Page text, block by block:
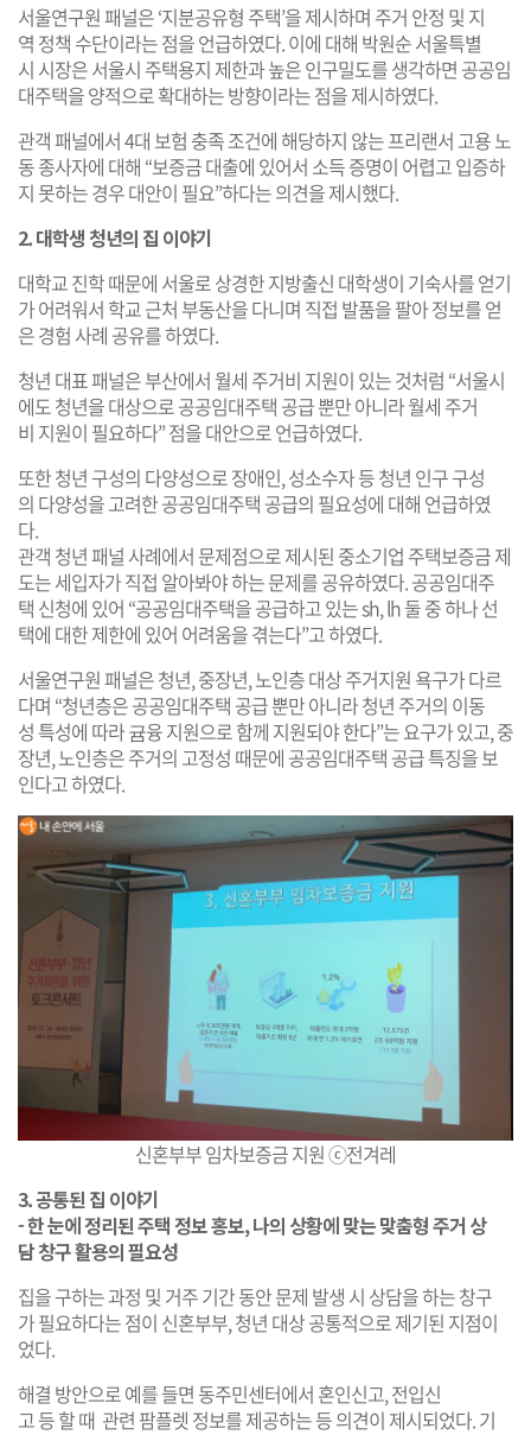
서울연구원 패널은 ‘지분공유형 주택’을 제시하며 주거 안정 및 지
역 정책 수단이라는 점을 언급하였다. 이에 대해 박원순 서울특별
시 시장은 서울시 주택용지 제한과 높은 인구밀도를 생각하면 공공임
대주택을 양적으로 확대하는 방향이라는 점을 제시하였다.
관객 패널에서 4대 보험 충족 조건에 해당하지 않는 프리랜서 고용 노
동 종사자에 대해 “보증금 대출에 있어서 소득 증명이 어렵고 입증하
지 못하는 경우 대안이 필요”하다는 의견을 제시했다.
2. 대학생 청년의 집 이야기
대학교 진학 때문에 서울로 상경한 지방출신 대학생이 기숙사를 얻기
가 어려워서 학교 근처 부동산을 다니며 직접 발품을 팔아 정보를 얻
은 경험 사례 공유를 하였다.
청년 대표 패널은 부산에서 월세 주거비 지원이 있는 것처럼 “서울시
에도 청년을 대상으로 공공임대주택 공급 뿐만 아니라 월세 주거
비 지원이 필요하다” 점을 대안으로 언급하였다.
또한 청년 구성의 다양성으로 장애인, 성소수자 등 청년 인구 구성
의 다양성을 고려한 공공임대주택 공급의 필요성에 대해 언급하였
다.
관객 청년 패널 사례에서 문제점으로 제시된 중소기업 주택보증금 제
도는 세입자가 직접 알아봐야 하는 문제를 공유하였다. 공공임대주
택 신청에 있어 “공공임대주택을 공급하고 있는 sh, lh 둘 중 하나 선
택에 대한 제한에 있어 어려움을 겪는다”고 하였다.
서울연구원 패널은 청년, 중장년, 노인층 대상 주거지원 욕구가 다르
다며 “청년층은 공공임대주택 공급 뿐만 아니라 청년 주거의 이동
성 특성에 따라 귬융 지원으로 함께 지원되야 한다”는 요구가 있고, 중
장년, 노인층은 주거의 고정성 때문에 공공임대주택 공급 특징을 보
인다고 하였다.
신혼부부 임차보증금 지원 ⓒ전겨레
3.공통된집 이야기
-한 눈에 정리된 주택 정보 홍보, 나의 상황에 맞는 맞춤형 주거 상
담 창구 활용의 필요성
집을 구하는 과정 및 거주 기간 동안 문제 발생 시 상담을 하는 창구
가 필요하다는 점이 신혼부부, 청년 대상 공통적으로 제기된 지점이
었다.
해결 방안으로 예를 들면 동주민센터에서 혼인신고, 전입신
고 등 할 때 관련 팜플렛 정보를 제공하는 등 의견이 제시되었다. 기